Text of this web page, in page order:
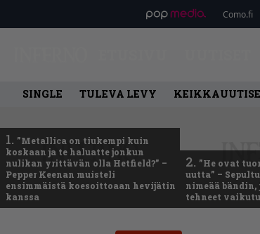
Como.fi
SINGLE TULEVA LEVY
1. ”Metallica on tiukempi kuin
koskaan ja te haluatte jonkun
nulikan yrittävän olla Hetfield?” –
Pepper Keenan muisteli
ensimmäistä koesoittoaan hevijätin
kanssa
2. ”He ovat
uutta” –
nimeää
tehneet